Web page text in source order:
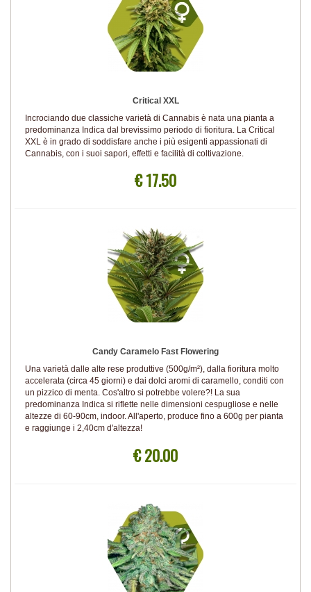
Critical XXL
Incrociando due classiche varietà di Cannabis è nata una pianta a
predominanza Indica dal brevissimo periodo di fioritura. La Critical
XXL è in grado di soddisfare anche i più esigenti appassionati di
Cannabis, con i suoi sapori, effetti e facilità di coltivazione.
€ 17.50
Candy Caramelo Fast Flowering
Una varietà dalle alte rese produttive (500g/m²), dalla fioritura molto
accelerata (circa 45 giorni) e dai dolci aromi di caramello, conditi con
un pizzico di menta. Cos'altro si potrebbe volere?! La sua
predominanza Indica si riflette nelle dimensioni cespugliose e nelle
altezze di 60-90cm, indoor. All'aperto, produce fino a 600g per pianta
e raggiunge i 2,40cm d'altezza!
€ 20.00